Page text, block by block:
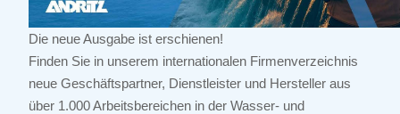
Die neue Ausgabe ist erschienen!
Finden Sie in unserem internationalen Firmenverzeichnis
neue Geschäftspartner, Dienstleister und Hersteller aus
über 1.000 Arbeitsbereichen in der Wasser- und